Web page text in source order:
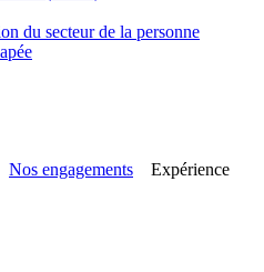
du secteur de la personne
Nos engagements
Expérience